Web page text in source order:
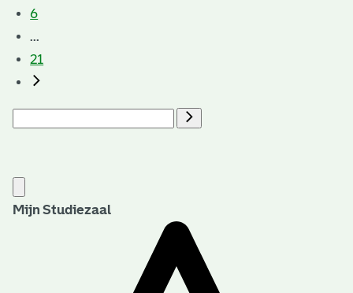
6
...
21
Mijn Studiezaal